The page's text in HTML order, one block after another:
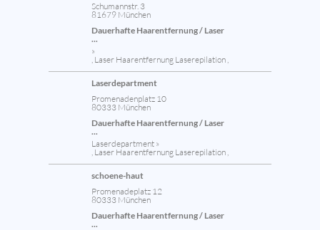
Schumannstr. 3
81679 München
Dauerhafte Haarentfernung / Laser
...
»
, Laser Haarentfernung Laserepilation ,
Laserdepartment
Promenadenplatz 10
80333 München
Dauerhafte Haarentfernung / Laser
...
Laserdepartment »
, Laser Haarentfernung Laserepilation ,
schoene-haut
Promenadeplatz 12
80333 München
Dauerhafte Haarentfernung / Laser
...